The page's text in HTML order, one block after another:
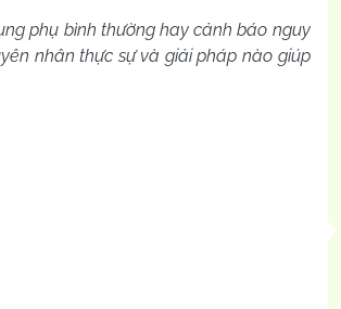
phụ bình thường hay cảnh báo nguy
nhân thực sự và giải pháp nào giúp